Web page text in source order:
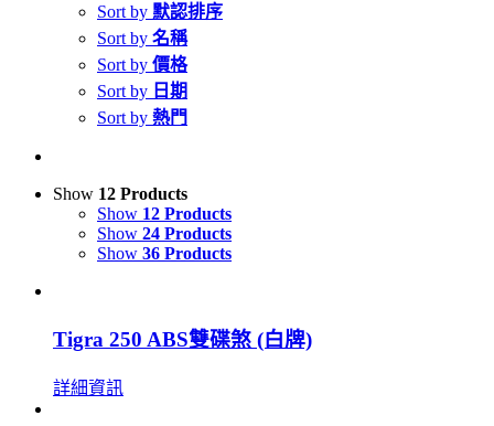
Sort by 默認排序
Sort by 名稱
Sort by 價格
Sort by 日期
Sort by 熱門
Show 12 Products
Show 12 Products
Show 24 Products
Show 36 Products
Tigra 250 ABS雙碟煞 (白牌)
詳細資訊